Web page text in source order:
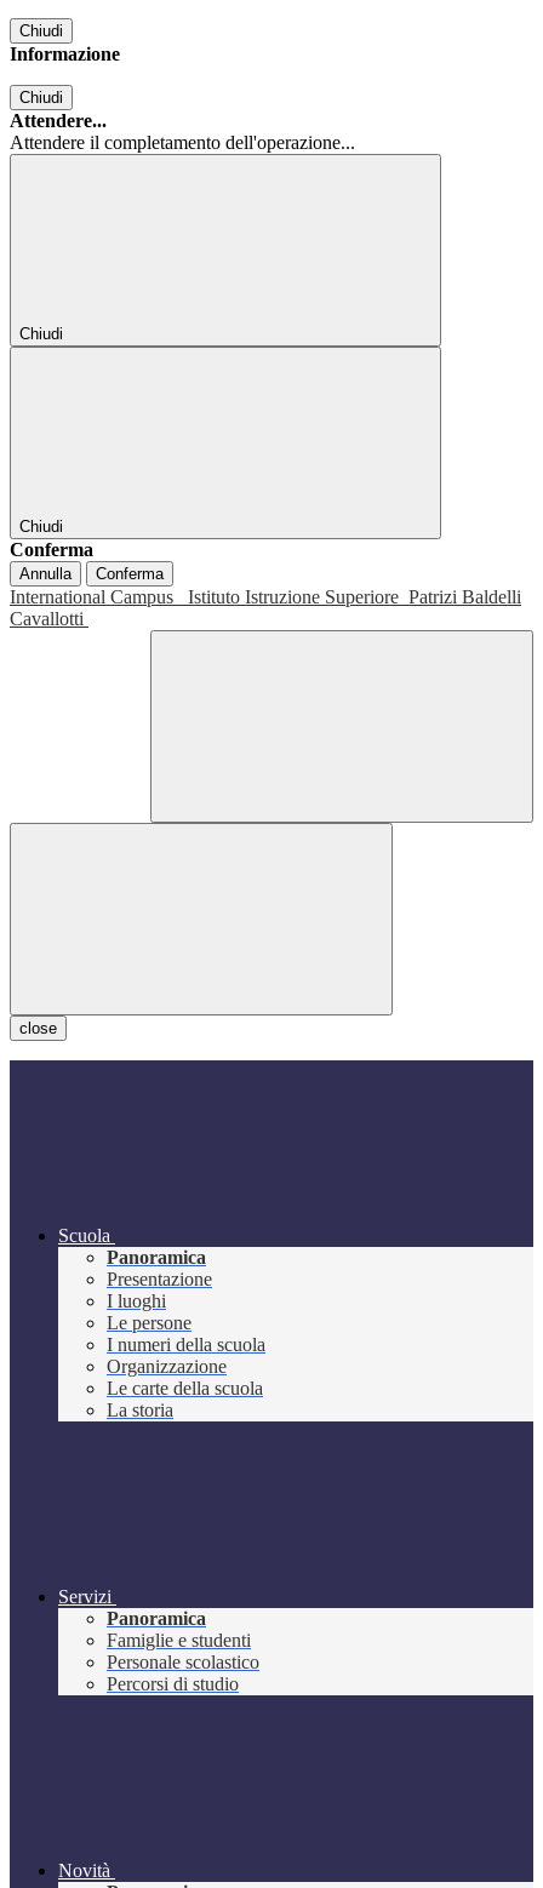
Chiudi
Informazione
Chiudi
Attendere...
Attendere il completamento dell'operazione...
Chiudi
Chiudi
Conferma
Annulla Conferma
International Campus Istituto Istruzione Superiore Patrizi Baldelli
Cavallotti
close
Scuola
Panoramica
Presentazione
I luoghi
Le persone
I numeri della scuola
Organizzazione
Le carte della scuola
La storia
Servizi
Panoramica
Famiglie e studenti
Personale scolastico
Percorsi di studio
Novità